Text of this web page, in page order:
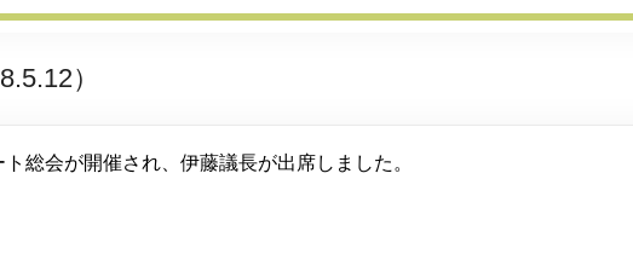
）
総会が開催され、伊藤議長が出席しました。